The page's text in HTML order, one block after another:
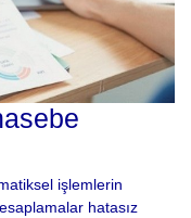
işlemlerin
hatasız